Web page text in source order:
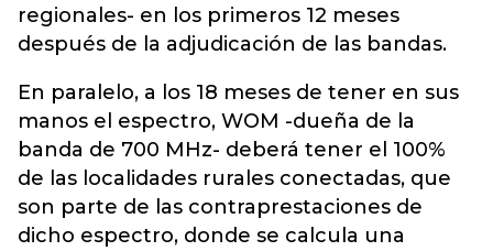
regionales- en los primeros 12 meses
después de la adjudicación de las bandas.
En paralelo, a los 18 meses de tener en sus
manos el espectro, WOM -dueña de la
banda de 700 MHz- deberá tener el 100%
de las localidades rurales conectadas, que
son parte de las contraprestaciones de
dicho espectro, donde se calcula una